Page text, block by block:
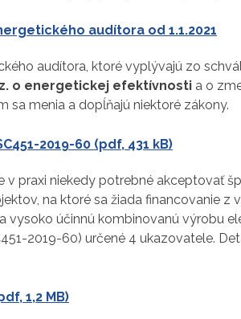
audítora od 1.1.2021
audítora, ktoré vyplývajú zo
z. o energetickej efektívnosti a o
sa menia a dopĺňajú niektoré zákony.
2019-60 (pdf, 431 kB)
praxi niekedy potrebné akceptovať
na ktoré sa žiada financovanie z
vysoko účinnú kombinovanú výrobu
2019-60) určené 4 ukazovatele.
1,2 MB)